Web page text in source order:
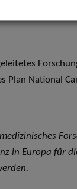
Plan National
in Europa für